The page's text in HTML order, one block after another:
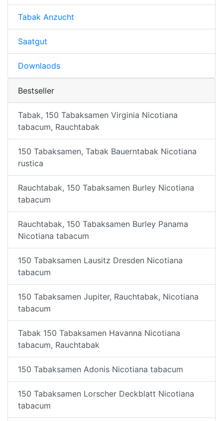
Tabak Anzucht
Saatgut
Downlaods
Bestseller
Tabak, 150 Tabaksamen Virginia Nicotiana
tabacum, Rauchtabak
150 Tabaksamen, Tabak Bauerntabak Nicotiana
rustica
Rauchtabak, 150 Tabaksamen Burley Nicotiana
tabacum
Rauchtabak, 150 Tabaksamen Burley Panama
Nicotiana tabacum
150 Tabaksamen Lausitz Dresden Nicotiana
tabacum
150 Tabaksamen Jupiter, Rauchtabak, Nicotiana
tabacum
Tabak 150 Tabaksamen Havanna Nicotiana
tabacum, Rauchtabak
150 Tabaksamen Adonis Nicotiana tabacum
150 Tabaksamen Lorscher Deckblatt Nicotiana
tabacum